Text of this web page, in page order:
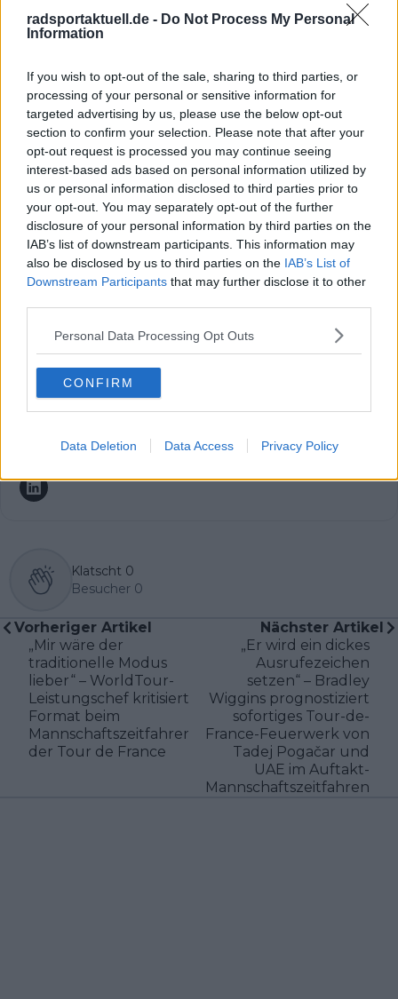
radsportaktuell.de - Do Not Process My Personal
Information
If you wish to opt-out of the sale, sharing to third parties, or
processing of your personal or sensitive information for
targeted advertising by us, please use the below opt-out
section to confirm your selection. Please note that after your
opt-out request is processed you may continue seeing
interest-based ads based on personal information utilized by
us or personal information disclosed to third parties prior to
your opt-out. You may separately opt-out of the further
disclosure of your personal information by third parties on the
IAB’s list of downstream participants. This information may
also be disclosed by us to third parties on the IAB’s List of
Downstream Participants that may further disclose it to other
Personal Data Processing Opt Outs
CONFIRM
Data Deletion Data Access Privacy Policy
erreichte, wusste ich, dass ich nicht aufhören würde zu
mit dem Radsport verbinde. Im Tal stand die
Entscheidung an: zurück oder weiter nach Avoriaz. Ich
fuhr weiter, ohne anzuhalten, und schaffte auch den
zweiten Anstieg. Mit meinem knallroten, eigentlich
lächerlichen Rad überholte ich Fahrer auf echten
Rennrädern. Wieder dieses Glück.
Dieses unverfälschte Gefühl begleitet mich bis heute –
und es ist der Ursprung meiner Arbeit. Ich bin
Chefredakteur von Radsportaktuell.de und verantworte
die redaktionelle Ausrichtung der Plattform:
Themenpriorisierung, Qualitätsstandards, Faktenprüfung
und die konsequente Aktualisierung von Inhalten, sobald
neue, verifizierte Informationen vorliegen. Neben der
Leitung der Redaktion schreibe und editiere ich selbst
und lege besonderen Wert auf klare Einordnung, präzise
Sprache und nachvollziehbare Analysen.
komplexer Leistungssport, der Kontext, Genauigkeit und
Verantwortung verlangt – genau diesen Anspruch
vertrete ich in unserer täglichen Berichterstattung.
Beiträge des Autors ansehen
Klatscht 0
Besucher 0
Vorheriger Artikel
„Mir wäre der
traditionelle Modus
lieber“ – WorldTour-
Leistungschef kritisiert
Format beim
Mannschaftszeitfahren
der Tour de France
Nächster Artikel
„Er wird ein dickes
Ausrufezeichen
setzen“ – Bradley
Wiggins prognostiziert
sofortiges Tour-de-
France-Feuerwerk von
Tadej Pogačar und
UAE im Auftakt-
Mannschaftszeitfahren